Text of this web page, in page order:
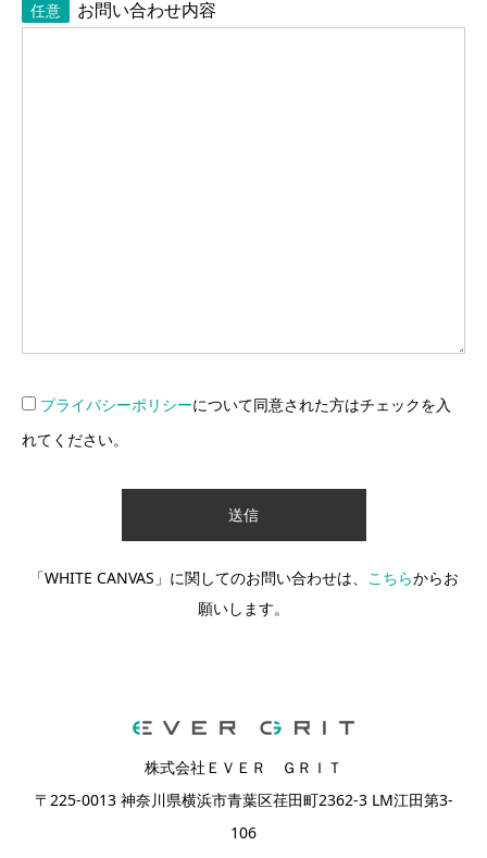
任意 お問い合わせ内容
プライバシーポリシーについて同意された方はチェックを入
れてください。
「WHITE CANVAS」に関してのお問い合わせは、 こちらからお
願いします。
株式会社ＥＶＥＲ ＧＲＩＴ
〒225-0013 神奈川県横浜市青葉区荏田町2362-3 LM江田第3-
106